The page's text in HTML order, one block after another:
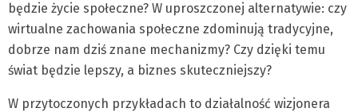
będzie życie społeczne? W uproszczonej alternatywie: czy
wirtualne zachowania społeczne zdominują tradycyjne,
dobrze nam dziś znane mechanizmy? Czy dzięki temu
świat będzie lepszy, a biznes skuteczniejszy?
W przytoczonych przykładach to działalność wizjonera